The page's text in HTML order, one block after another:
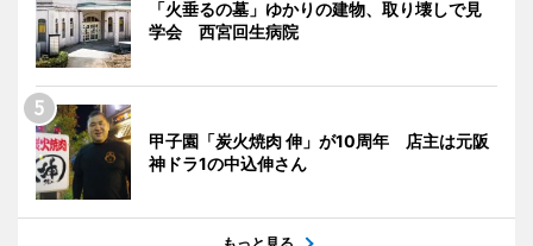
「火垂るの墓」ゆかりの建物、取り壊しで見
学会 西宮回生病院
甲子園「炭火焼肉 伸」が10周年 店主は元阪
神ドラ1の中込伸さん